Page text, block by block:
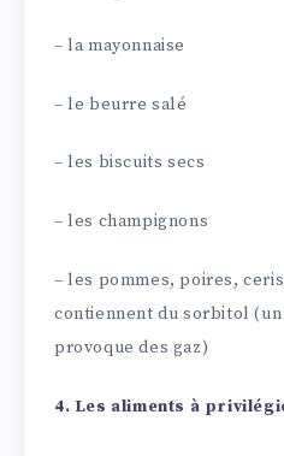
– la mayonnaise
– le beurre salé
– les biscuits secs
– les champignons
– les pommes, poires,
contiennent du sorbitol
provoque des gaz)
4. Les aliments à